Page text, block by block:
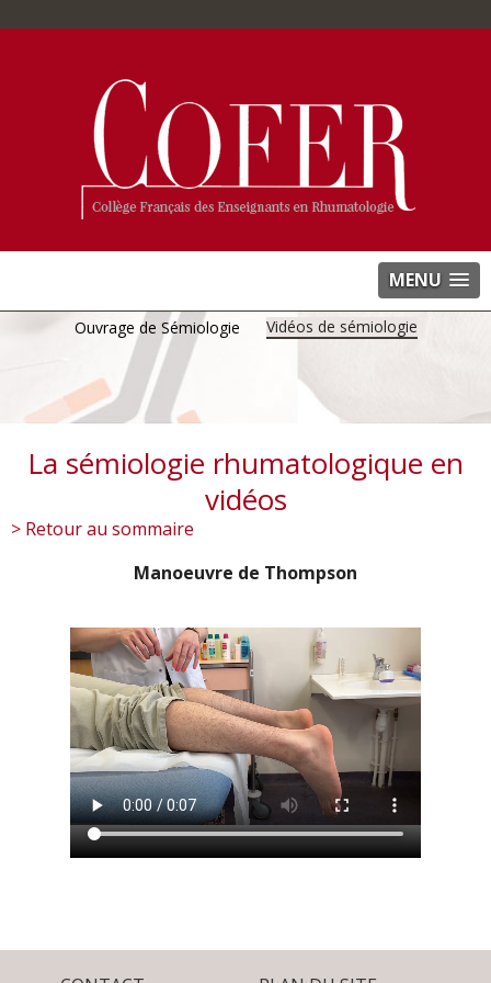
MENU
Ouvrage de Sémiologie Vidéos de sémiologie
La sémiologie rhumatologique en
vidéos
> Retour au sommaire
Manoeuvre de Thompson